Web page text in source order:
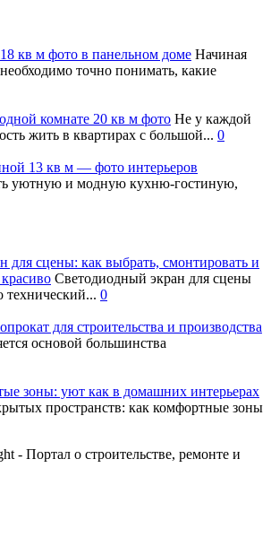
кв м фото в панельном доме Начиная
точно понимать, какие
комнате 20 кв м фото Не у каждой
жить в квартирах с большой... 0
13 кв м — фото интерьеров
уютную и модную кухню-гостиную,
для сцены: как выбрать, смонтировать и
красиво Светодиодный экран для сцены
технический... 0
для строительства и производства
основой большинства
зоны: уют как в домашних интерьерах
пространств: как комфортные зоны
- Портал о строительстве, ремонте и